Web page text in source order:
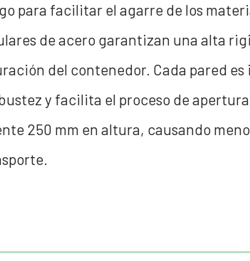
para facilitar el agarre de los
de acero garantizan una alta
del contenedor. Cada pared
y facilita el proceso de
250 mm en altura, causando